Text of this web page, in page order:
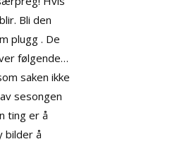
Bli den
plugg . De
følgende…
saken ikke
sesongen
ting er å
bilder å